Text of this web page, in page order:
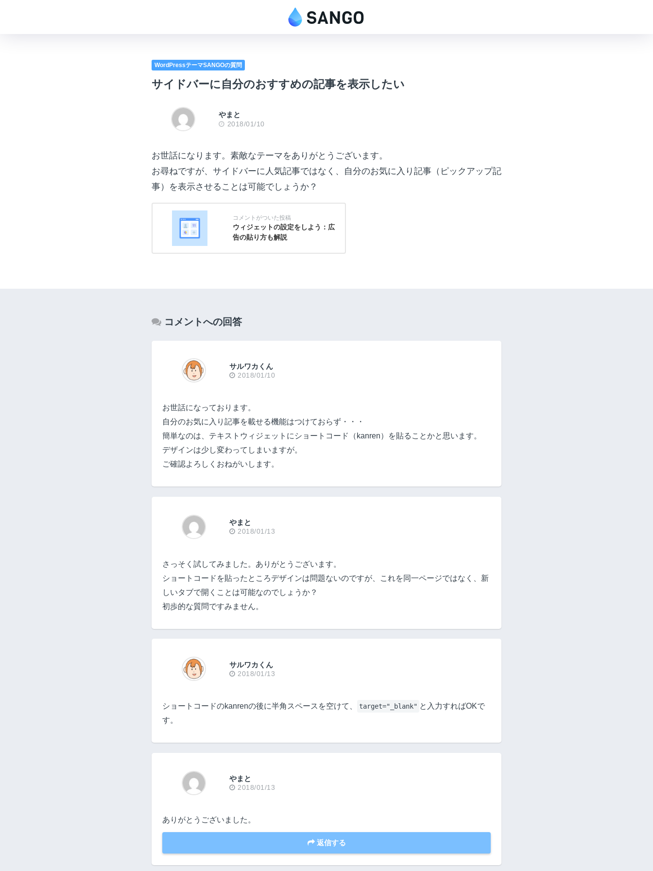
WordPressテーマSANGOの質問
サイドバーに自分のおすすめの記事を表示したい
やまと
2018/01/10
お世話になります。素敵なテーマをありがとうございます。
お尋ねですが、サイドバーに人気記事ではなく、自分のお気に入り記事（ピックアップ記
事）を表示させることは可能でしょうか？
ウィジェットの設定をしよう：広
告の貼り方も解説
コメントへの回答
サルワカくん
2018/01/10
お世話になっております。
自分のお気に入り記事を載せる機能はつけておらず・・・
簡単なのは、テキストウィジェットにショートコード（kanren）を貼ることかと思います。
デザインは少し変わってしまいますが。
ご確認よろしくおねがいします。
やまと
2018/01/13
さっそく試してみました。ありがとうございます。
ショートコードを貼ったところデザインは問題ないのですが、これを同一ページではなく、新
しいタブで開くことは可能なのでしょうか？
初歩的な質問ですみません。
サルワカくん
2018/01/13
ショートコードのkanrenの後に半角スペースを空けて、 target="_blank" と入力すればOKで
す。
やまと
2018/01/13
ありがとうございました。
返信する